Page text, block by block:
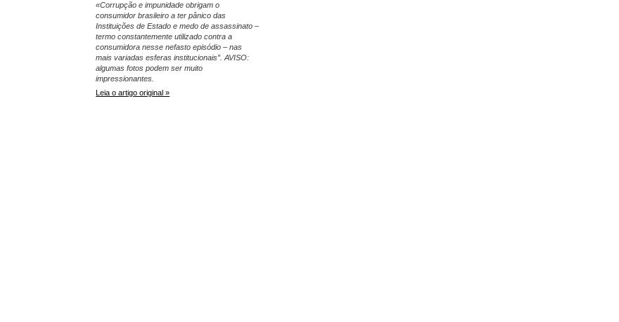
«Corrupção e impunidade obrigam o
consumidor brasileiro a ter pânico das
Instituições de Estado e medo de assassinato –
termo constantemente utilizado contra a
consumidora nesse nefasto episódio – nas
mais variadas esferas institucionais”. AVISO:
algumas fotos podem ser muito
impressionantes.
Leia o artigo original »